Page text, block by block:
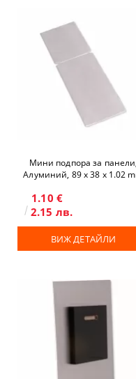
Мини подпора за панели,
Алуминий, 89 x 38 х 1.02
1.10 €
2.15 лв.
ВИЖ ДЕТАЙЛИ